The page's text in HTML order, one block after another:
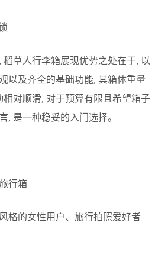
草人行李箱展现优势之处在于, 以
以及齐全的基础功能, 其箱体重量
对顺滑, 对于预算有限且希望箱子
, 是一种稳妥的入门选择。
行箱
格的女性用户、旅行拍照爱好者